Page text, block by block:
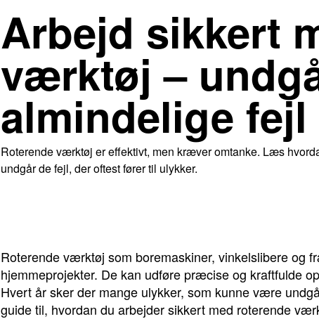
Arbejd sikkert
værktøj –
almindelige fejl
Roterende værktøj er effektivt, men kræver omtanke. Læs
undgår de fejl, der oftest fører til ulykker.
Roterende værktøj som boremaskiner, vinkelslibere
hjemmeprojekter. De kan udføre præcise og kraftfulde
Hvert år sker der mange ulykker, som kunne være
guide til, hvordan du arbejder sikkert med roterende